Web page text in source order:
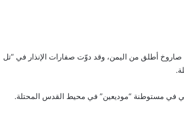
صاروخ أطلق من اليمن، وقد دوّت صفارات الإنذار في “تل
في مستوطنة “موديعين” في محيط القدس المحتلة.